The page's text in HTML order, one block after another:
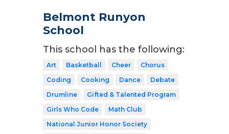
Belmont Runyon
School
This school has the following:
Art Basketball Cheer
Chorus
Coding
Cooking Dance
Debate
Drumline
Gifted & Talented Program
Girls Who Code
Math Club
National Junior Honor Society